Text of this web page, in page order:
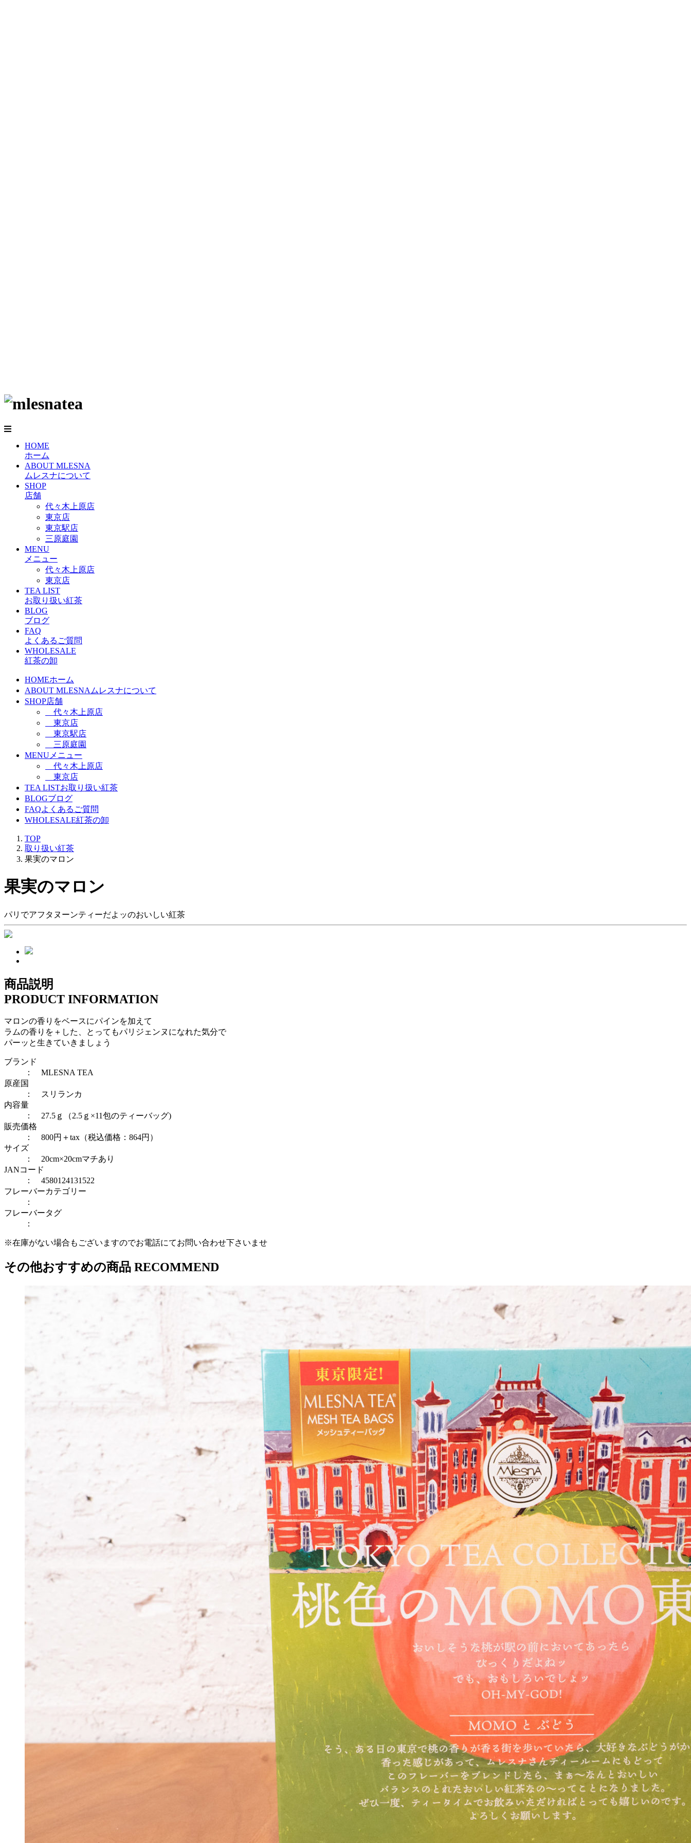
HOME
ホーム
ABOUT MLESNA
ムレスナについて
SHOP
店舗
代々木上原店
東京店
東京駅店
三原庭園
MENU
メニュー
代々木上原店
東京店
TEA LIST
お取り扱い紅茶
BLOG
ブログ
FAQ
よくあるご質問
WHOLESALE
紅茶の卸
HOMEホーム
ABOUT MLESNA ムレスナについて
SHOP店舗
代々木上原店
東京店
東京駅店
三原庭園
MENU メニュー
代々木上原店
東京店
TEA LISTお取り扱い紅茶
BLOGブログ
FAQよくあるご質問
WHOLESALE紅茶の卸
TOP
取り扱い紅茶
果実のマロン
果実のマロン
パリでアフタヌーンティーだよッのおいしい紅茶
商品説明
PRODUCT INFORMATION
マロンの香りをベースにパインを加えて
ラムの香りを＋した、とってもパリジェンヌになれた気分で
パーッと生きていきましょう
ブランド
： MLESNA TEA
原産国
： スリランカ
内容量
： 27.5ｇ（2.5ｇ×11包のティーバッグ)
販売価格
： 800円＋tax（税込価格：864円）
サイズ
： 20cm×20cmマチあり
JANコード
： 4580124131522
フレーバーカテゴリー
：
フレーバータグ
：
※在庫がない場合もございますのでお電話にてお問い合わせ下さいませ
その他おすすめの商品 RECOMMEND